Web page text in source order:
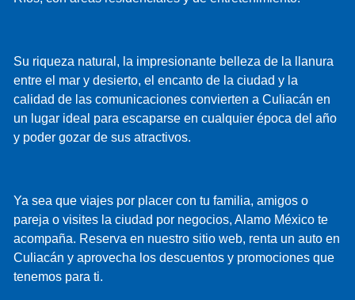
Su riqueza natural, la impresionante belleza de la llanura
entre el mar y desierto, el encanto de la ciudad y la
calidad de las comunicaciones convierten a Culiacán en
un lugar ideal para escaparse en cualquier época del año
y poder gozar de sus atractivos.
Ya sea que viajes por placer con tu familia, amigos o
pareja o visites la ciudad por negocios, Alamo México te
acompaña. Reserva en nuestro sitio web, renta un auto en
Culiacán y aprovecha los descuentos y promociones que
tenemos para ti.